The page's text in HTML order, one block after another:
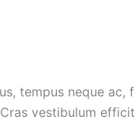
tempus neque
vestibulum